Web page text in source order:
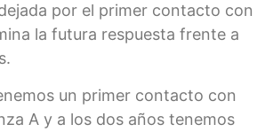
por el primer contacto con
la futura respuesta frente a
un primer contacto con
A y a los dos años tenemos